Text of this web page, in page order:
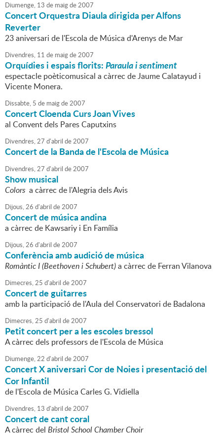
Diumenge, 13 de maigde2007
Concert Orquestra Diaula dirigida per Alfons
Reverter
23 aniversari de l'Escola de Música d'Arenys de Mar
Divendres, 11 de maigde2007
Orquídies i espais florits:Paraula i sentiment
espectacle poèticomusical a càrrec de Jaume Calatayud i
Vicente Monera.
Dissabte, 5 de maigde2007
Concert Cloenda Curs Joan Vives
al Convent dels Pares Caputxins
Divendres,27 d'abril de2007
Concert de la Banda de l'Escola de Música
Divendres,27 d'abril de2007
Show musical
Colors a càrrec de l'Alegria dels Avis
Dijous,26 d'abril de2007
Concert de música andina
a càrrec de Kawsariy i En Família
Dijous,26 d'abril de2007
Conferència amb audició de música
Romàntic I (Beethoven i Schubert)a càrrec de Ferran Vilanova
Dimecres,25 d'abril de2007
Concert de guitarres
amb la participació de l'Aula del Conservatori de Badalona
Dimecres,25 d'abril de2007
Petit concert per a les escoles bressol
A càrrec dels professors de l'Escola de Música
Diumenge,22 d'abril de2007
Concert X aniversari Cor de Noies i presentació del
Cor Infantil
de l'Escola de Música Carles G. Vidiella
Divendres, 13 d'abril de2007
Concert de cant coral
A càrrec del Bristol School Chamber Choir